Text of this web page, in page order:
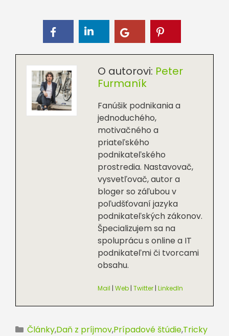
O autorovi: Peter
Furmaník
Fanúšik podnikania a
jednoduchého,
motivačného a
priateľského
podnikateľského
prostredia. Nastavovač,
vysvetľovač, autor a
bloger so záľubou v
poľudšťovaní jazyka
podnikateľských zákonov.
Špecializujem sa na
spoluprácu s online a IT
podnikateľmi či tvorcami
obsahu.
Mail | Web | Twitter | LinkedIn
Kategórie
Články,Daň z príjmov,Prípadové štúdie,Tricky